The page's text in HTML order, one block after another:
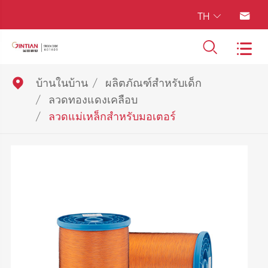
TH  
 
 บ้านในบ้าน
ผลิตภัณฑ์สำหรับเด็ก
ลวดทองแดงเคลือบ
ลวดแม่เหล็กสำหรับมอเตอร์